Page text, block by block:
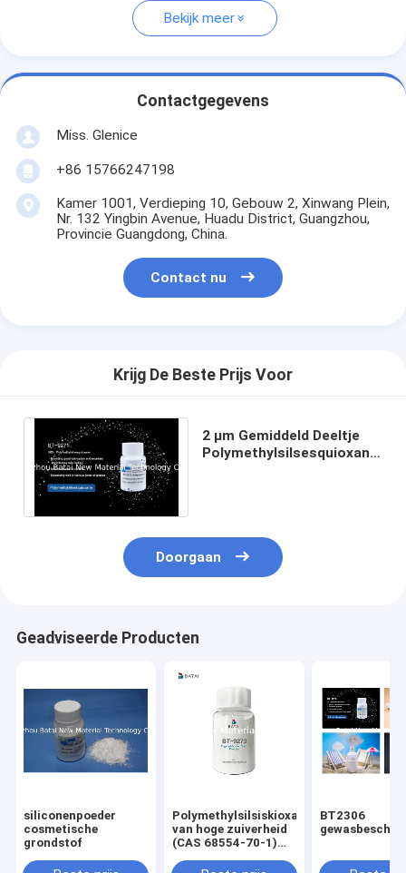
Bekijk meer
Contactgegevens
Miss. Glenice
+86 15766247198
Kamer 1001, Verdieping 10, Gebouw 2, Xinwang Plein,
Nr. 132 Yingbin Avenue, Huadu District, Guangzhou,
Provincie Guangdong, China.
Contact nu
Krijg De Beste Prijs Voor
2 μm Gemiddeld Deeltje
Polymethylsilsesquioxane
Doorgaan
Geadviseerde Producten
siliconenpoeder
cosmetische
grondstof
Polymethylsilsiskioxaanpoeder
van hoge zuiverheid
(CAS 68554-70-1)
cosmetica
BT2306